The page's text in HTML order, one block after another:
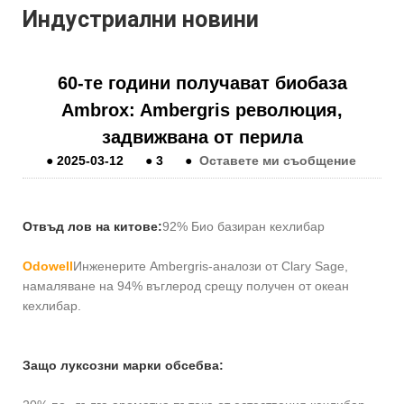
Индустриални новини
60-те години получават биобаза
Ambrox: Ambergris революция,
задвижвана от перила
●2025-03-12 ●3 ● Оставете ми съобщение
Отвъд лов на китове:92% Био базиран кехлибар
OdowellИнженерите Ambergris-аналози от Clary Sage,
намаляване на 94% въглерод срещу получен от океан
кехлибар.
Защо луксозни марки обсебва: